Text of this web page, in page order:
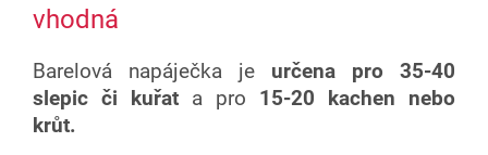
vhodná
Barelová napáječka je určena pro 35-40
slepic či kuřat a pro 15-20 kachen nebo
krůt.